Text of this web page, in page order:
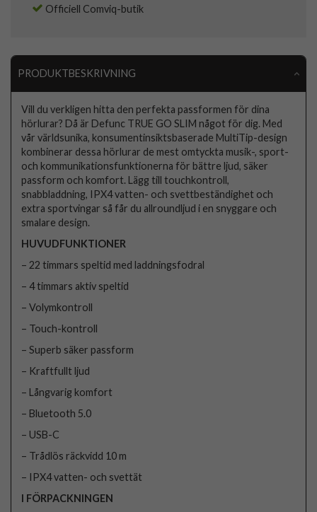
Officiell Comviq-butik
PRODUKTBESKRIVNING
Vill du verkligen hitta den perfekta passformen för dina
hörlurar? Då är Defunc TRUE GO SLIM något för dig. Med
vår världsunika, konsumentinsiktsbaserade MultiTip-design
kombinerar dessa hörlurar de mest omtyckta musik-, sport-
och kommunikationsfunktionerna för bättre ljud, säker
passform och komfort. Lägg till touchkontroll,
snabbladdning, IPX4 vatten- och svettbeständighet och
extra sportvingar så får du allroundljud i en snyggare och
smalare design.
HUVUDFUNKTIONER
– 22 timmars speltid med laddningsfodral
– 4 timmars aktiv speltid
– Volymkontroll
– Touch-kontroll
– Superb säker passform
– Kraftfullt ljud
– Långvarig komfort
– Bluetooth 5.0
– USB-C
– Trådlös räckvidd 10 m
– IPX4 vatten- och svettät
I FÖRPACKNINGEN